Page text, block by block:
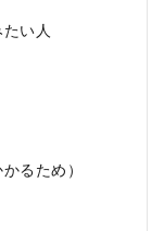
い人
るため）